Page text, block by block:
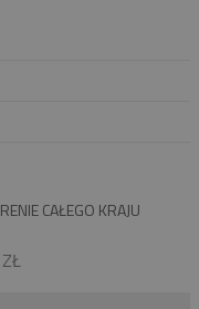
CAŁEGO KRAJU
ZŁ